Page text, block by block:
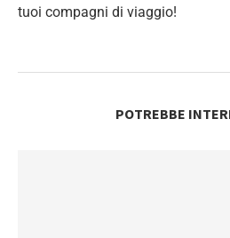
tuoi compagni di viaggio!
POTREBBE